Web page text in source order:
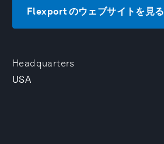
Headquarters
USA
Flexport のウェブサイトを見る